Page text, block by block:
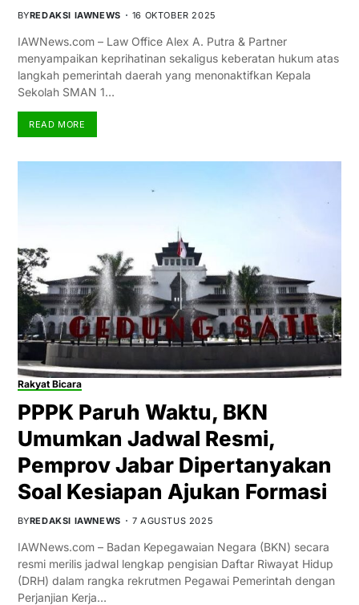
BYREDAKSI IAWNEWS 16 OKTOBER 2025
IAWNews.com – Law Office Alex A. Putra & Partner
menyampaikan keprihatinan sekaligus keberatan hukum atas
langkah pemerintah daerah yang menonaktifkan Kepala
Sekolah SMAN 1…
READ MORE
Rakyat Bicara
PPPK Paruh Waktu, BKN
Umumkan Jadwal Resmi,
Pemprov Jabar Dipertanyakan
Soal Kesiapan Ajukan Formasi
BYREDAKSI IAWNEWS 7 AGUSTUS 2025
IAWNews.com – Badan Kepegawaian Negara (BKN) secara
resmi merilis jadwal lengkap pengisian Daftar Riwayat Hidup
(DRH) dalam rangka rekrutmen Pegawai Pemerintah dengan
Perjanjian Kerja…